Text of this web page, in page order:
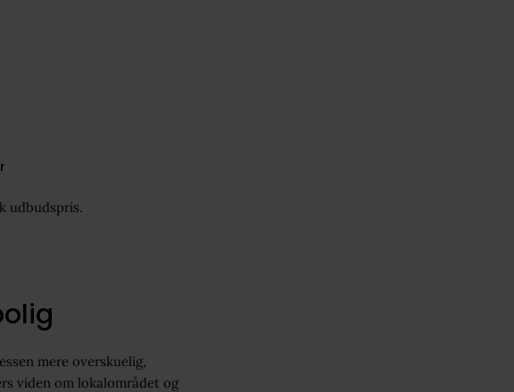
udbudspris.
mere overskuelig,
viden om lokalområdet og